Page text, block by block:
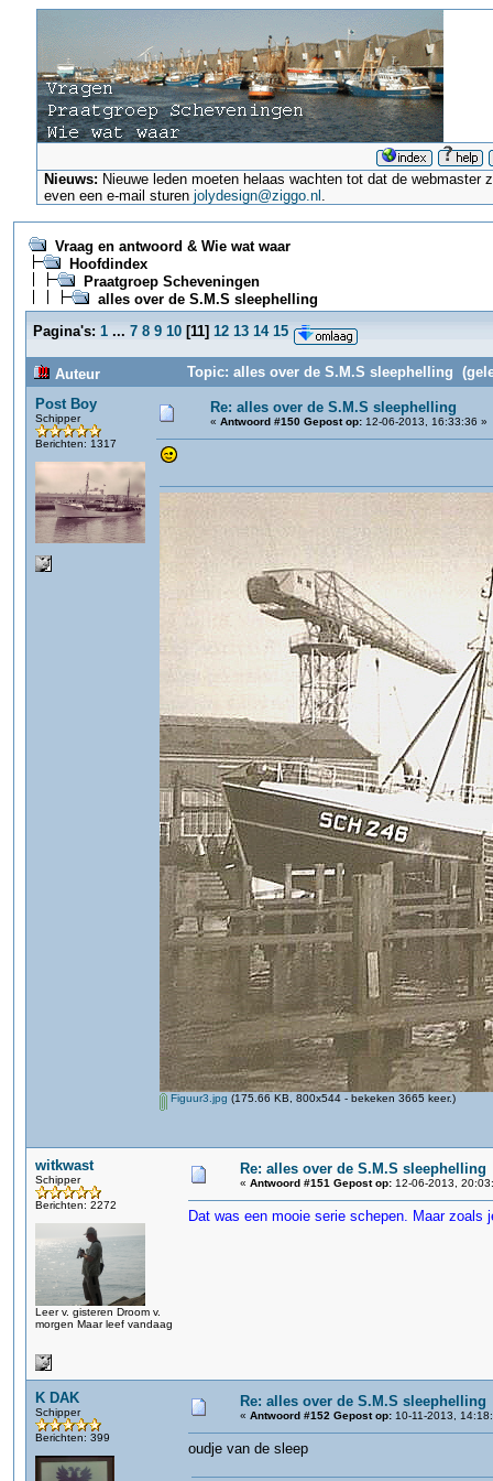
Nieuws: Nieuwe leden moeten helaas wachten tot dat de
even een e-mail sturenjolydesign@ziggo.nl .
Vraag en antwoord & Wie wat waar
Hoofdindex
Praatgroep Scheveningen
alles over de S.M.S sleephelling
Pagina's: 1 ... 7 8 9 10 [11] 12 13 14 15
Auteur
Topic: alles over de S.M.S sleephelling
Post Boy
Schipper
Berichten: 1317
Re: alles over de S.M.S sleephelling
« Antwoord #150 Gepost op: 12-06-2013, 16:33:36 »
Figuur3.jpg (175.66 KB, 800x544 - bekeken 3665 keer.)
witkwast
Schipper
Berichten: 2272
Leer v. gisteren Droom v.
morgen Maar leef vandaag
Re: alles over de S.M.S sleephelling
« Antwoord #151 Gepost op: 12-06-2013,
Dat was een mooie serie schepen. Maar
K DAK
Schipper
Berichten: 399
Re: alles over de S.M.S sleephelling
« Antwoord #152 Gepost op: 10-11-2013,
oudje van de sleep